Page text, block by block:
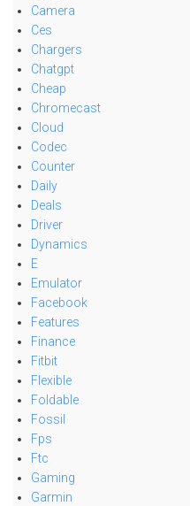
Camera
Ces
Chargers
Chatgpt
Cheap
Chromecast
Cloud
Codec
Counter
Daily
Deals
Driver
Dynamics
E
Emulator
Facebook
Features
Finance
Fitbit
Flexible
Foldable
Fossil
Fps
Ftc
Gaming
Garmin